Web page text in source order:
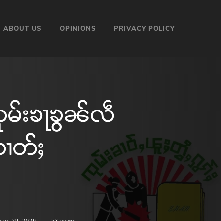
ABOUT US OPINIONS PRIVACY POLICY
မ်းၶႃၶွၼ်လဵ
တ်ႈ